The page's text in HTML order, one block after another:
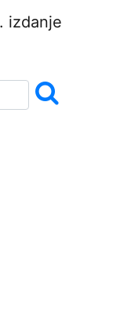
izdanje